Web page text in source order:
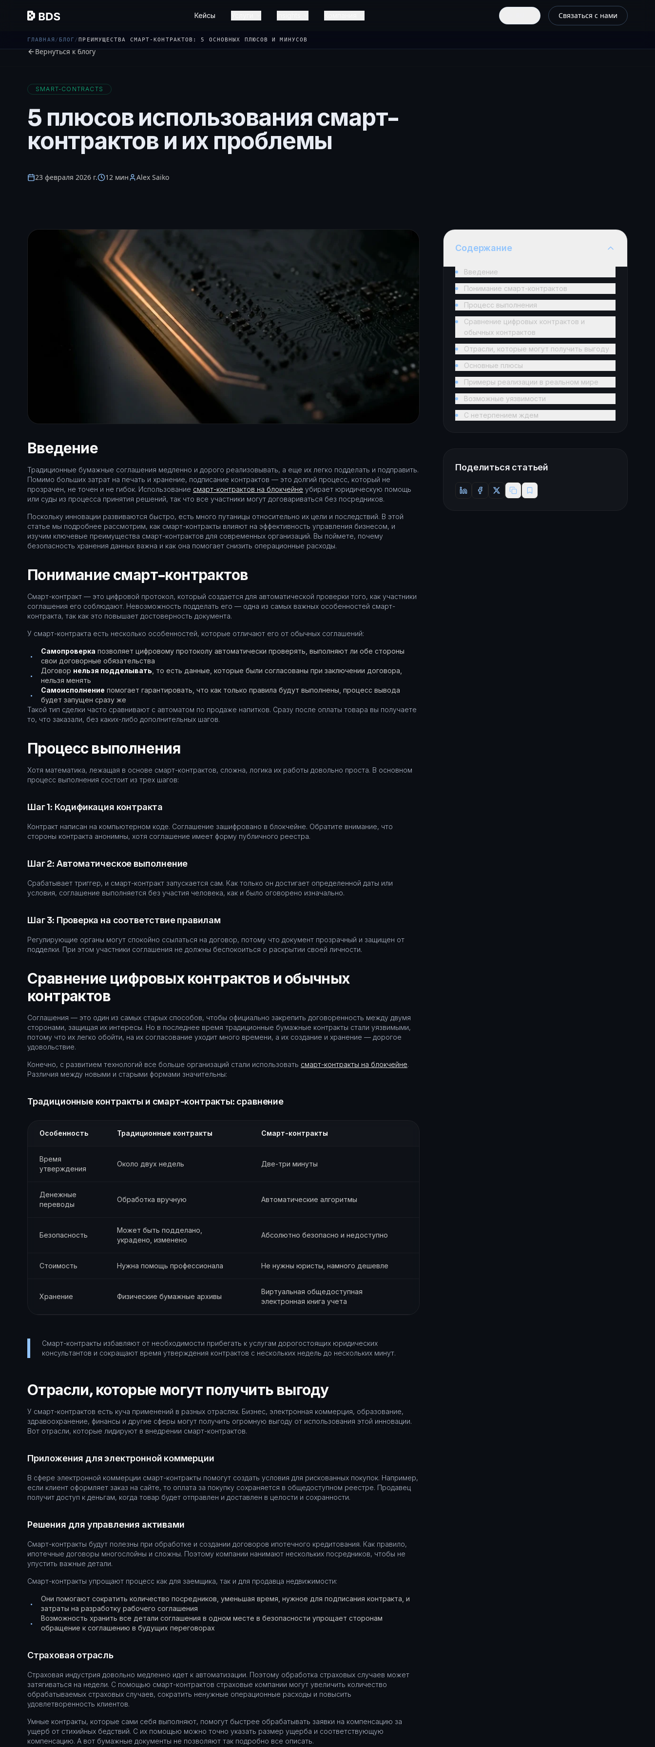
Кейсы Связаться с нами
ГЛАВНАЯ / БЛОГ /ПРЕИМУЩЕСТВА СМАРТ-КОНТРАКТОВ: 5 ОСНОВНЫХ ПЛЮСОВ И МИНУСОВ
Вернуться к блогу
SMART-CONTRACTS
5 плюсов использования смарт-
контрактов и их проблемы
23 февраля 2026 г. 12 мин Alex Saiko
Введение
Традиционные бумажные соглашения медленно и дорого реализовывать, а еще их легко подделать и подправить.
Помимо больших затрат на печать и хранение, подписание контрактов — это долгий процесс, который не
прозрачен, не точен и не гибок. Использование смарт-контрактов на блокчейне убирает юридическую помощь
или суды из процесса принятия решений, так что все участники могут договариваться без посредников.
Поскольку инновации развиваются быстро, есть много путаницы относительно их цели и последствий. В этой
статье мы подробнее рассмотрим, как смарт-контракты влияют на эффективность управления бизнесом, и
изучим ключевые преимущества смарт-контрактов для современных организаций. Вы поймете, почему
безопасность хранения данных важна и как она помогает снизить операционные расходы.
Понимание смарт-контрактов
Смарт-контракт — это цифровой протокол, который создается для автоматической проверки того, как участники
соглашения его соблюдают. Невозможность подделать его — одна из самых важных особенностей смарт-
контракта, так как это повышает достоверность документа.
У смарт-контракта есть несколько особенностей, которые отличают его от обычных соглашений:
•
Самопроверка позволяет цифровому протоколу автоматически проверять, выполняют ли обе стороны
свои договорные обязательства
•
Договор нельзя подделывать , то есть данные, которые были согласованы при заключении договора,
нельзя менять
•
Самоисполнение помогает гарантировать, что как только правила будут выполнены, процесс вывода
будет запущен сразу же
Такой тип сделки часто сравнивают с автоматом по продаже напитков. Сразу после оплаты товара вы получаете
то, что заказали, без каких-либо дополнительных шагов.
Процесс выполнения
Хотя математика, лежащая в основе смарт-контрактов, сложна, логика их работы довольно проста. В основном
процесс выполнения состоит из трех шагов:
Шаг 1: Кодификация контракта
Контракт написан на компьютерном коде. Соглашение зашифровано в блокчейне. Обратите внимание, что
стороны контракта анонимны, хотя соглашение имеет форму публичного реестра.
Шаг 2: Автоматическое выполнение
Срабатывает триггер, и смарт-контракт запускается сам. Как только он достигает определенной даты или
условия, соглашение выполняется без участия человека, как и было оговорено изначально.
Шаг 3: Проверка на соответствие правилам
Регулирующие органы могут спокойно ссылаться на договор, потому что документ прозрачный и защищен от
подделки. При этом участники соглашения не должны беспокоиться о раскрытии своей личности.
Сравнение цифровых контрактов и обычных
контрактов
Соглашения — это один из самых старых способов, чтобы официально закрепить договоренность между двумя
сторонами, защищая их интересы. Но в последнее время традиционные бумажные контракты стали уязвимыми,
потому что их легко обойти, на их согласование уходит много времени, а их создание и хранение — дорогое
удовольствие.
Конечно, с развитием технологий все больше организаций стали использовать смарт-контракты на блокчейне.
Различия между новыми и старыми формами значительны:
Традиционные контракты и смарт-контракты: сравнение
Особенность Традиционные контракты Смарт-контракты
Время
утверждения
Около двух недель Две-три минуты
Денежные
переводы
Обработка вручную Автоматические алгоритмы
Безопасность
Может быть подделано,
украдено, изменено
Абсолютно безопасно и недоступно
Стоимость Нужна помощь профессионала Не нужны юристы, намного дешевле
Хранение Физические бумажные архивы
Виртуальная общедоступная
электронная книга учета
Смарт-контракты избавляют от необходимости прибегать к услугам дорогостоящих юридических
консультантов и сокращают время утверждения контрактов с нескольких недель до нескольких минут.
Отрасли, которые могут получить выгоду
У смарт-контрактов есть куча применений в разных отраслях. Бизнес, электронная коммерция, образование,
здравоохранение, финансы и другие сферы могут получить огромную выгоду от использования этой инновации.
Вот отрасли, которые лидируют в внедрении смарт-контрактов.
Приложения для электронной коммерции
В сфере электронной коммерции смарт-контракты помогут создать условия для рискованных покупок. Например,
если клиент оформляет заказ на сайте, то оплата за покупку сохраняется в общедоступном реестре. Продавец
получит доступ к деньгам, когда товар будет отправлен и доставлен в целости и сохранности.
Решения для управления активами
Смарт-контракты будут полезны при обработке и создании договоров ипотечного кредитования. Как правило,
ипотечные договоры многослойны и сложны. Поэтому компании нанимают нескольких посредников, чтобы не
упустить важные детали.
Смарт-контракты упрощают процесс как для заемщика, так и для продавца недвижимости:
•
Они помогают сократить количество посредников, уменьшая время, нужное для подписания контракта, и
затраты на разработку рабочего соглашения
•
Возможность хранить все детали соглашения в одном месте в безопасности упрощает сторонам
обращение к соглашению в будущих переговорах
Страховая отрасль
Страховая индустрия довольно медленно идет к автоматизации. Поэтому обработка страховых случаев может
затягиваться на недели. С помощью смарт-контрактов страховые компании могут увеличить количество
обрабатываемых страховых случаев, сократить ненужные операционные расходы и повысить
удовлетворенность клиентов.
Умные контракты, которые сами себя выполняют, помогут быстрее обрабатывать заявки на компенсацию за
ущерб от стихийных бедствий. С их помощью можно точно указать размер ущерба и соответствующую
компенсацию. А вот бумажные документы не позволяют так подробно все описать.
Содержание
Введение
Понимание смарт-контрактов
Процесс выполнения
Сравнение цифровых контрактов и
обычных контрактов
Отрасли, которые могут получить выгоду
Основные плюсы
Примеры реализации в реальном мире
Возможные уязвимости
С нетерпением ждем
Поделиться статьей